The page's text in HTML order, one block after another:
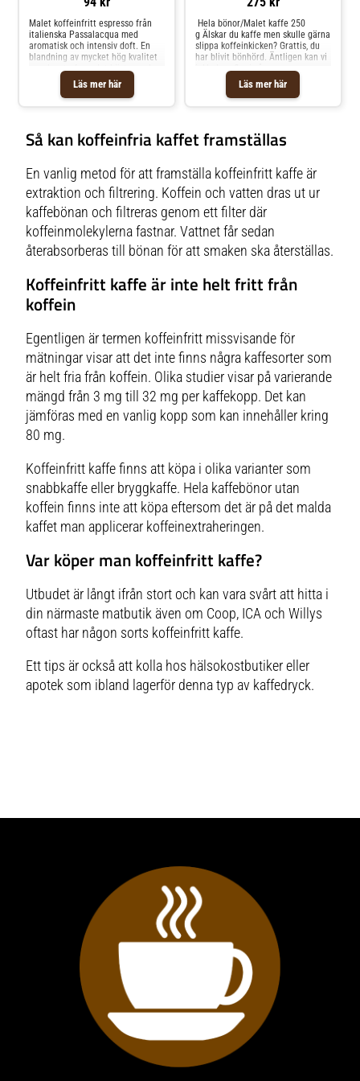
Läs mer här
Malet koffeinfritt espresso från
italienska Passalacqua med
aromatisk och intensiv doft. En
blandning av mycket hög kvalitet
som kan ta fram det bästa med
vilken typ av extraktion som
helst!Typ: Arabica 80% och
Robustabönor 20%, malda, rostade
honungRostning: Mörkt
Läs mer här
Hela bönor/Malet kaffe 250
g Älskar du kaffe men skulle gärna
slippa koffeinkicken? Grattis, du
har blivit bönhörd. Äntligen kan vi
inkludera fler i vår
kaffegemenskap. Den
koffeinkänsliga ges en ny chans
att vara med och den inbitna
att riskera nattsömnen. Koffeinfri
rackare är ett kaffe där koffeinet
till ett minimum. Men all smak
finns kvar. Får det lov att vara
en Koffeinfri rackare?Kaffet är
gott i alla tänkbara bryggmetoder
(inklusive espresso), alla tider på
dygnet. Innehåll: 100 procent
spårbart specialkaffe vars
ursprung varierar över
säsong. Nuvarande
producerat av Cooperativa de
Cafés, especiales de
sedan soltorkat. Odlingshöjd: 1
550-1 650 meter över
havet. Beyond the beans -
historien bakom kaffet i din kopp​
Jag har märkt att koffeinfritt
kaffe väcker känslor! En del blir
själaglada när de får höra att det
finns ett koffeinfritt kaffe som jag
koffeinfria kaffen att de har gett
upp och är bergsäkra på att det är
fullkomligt osannolikt att det
skulle kunna smaka bra. En tredje
kategori ser ingen poäng med att
dricka koffeinfritt eftersom de kan
sova som ett barn oavsett hur
kaffe de dricker. Oavsett vad, så
är jag själaglad över att få
pärla. Rosteriet köper in de bästa
koffeinfria bönorna som finns i
säsong och strävar efter att rosta
det så en medelfyllig karaktär
med viss sötma framhävs. Just nu
många gårdar gått ihop och
skapat en skörd som fått 84-85
poäng i ett smaktest från 1-100.
början koffeinfria bönor, växer helt
enkelt inte på träd.I metoden som
används till Koffeinfri rackare
badas det så kallade råkaffet
tillsammans med naturlig,
komprimerad koldioxid.
Koldioxiden binder sedan
koffeinet och när kaffet filtreras
så skiljs bönorna från sitt koffein.
Smaken i kaffebönorna stannar
dock kvar i hela processen, till
skillnad från i en del andra
metoder där även smaken följer
med bort och sedan måste
återinföras i bönorna. Det ska
sägas direkt, jag förstår nätt och
jämt hur det går till i teorin. Men
som de beskriver det med egna
ord på rosteriet: "Genom denna
Så kan koffeinfria kaffet framställas
En vanlig metod för att framställa koffeinfritt kaffe är
extraktion och filtrering. Koffein och vatten dras ut ur
kaffebönan och filtreras genom ett filter där
koffeinmolekylerna fastnar. Vattnet får sedan
återabsorberas till bönan för att smaken ska återställas.
Koffeinfritt kaffe är inte helt fritt från
koffein
Egentligen är termen koffeinfritt missvisande för
mätningar visar att det inte finns några kaffesorter som
är helt fria från koffein. Olika studier visar på varierande
mängd från 3 mg till 32 mg per kaffekopp. Det kan
jämföras med en vanlig kopp som kan innehåller kring
80 mg.
Koffeinfritt kaffe finns att köpa i olika varianter som
snabbkaffe eller bryggkaffe. Hela kaffebönor utan
koffein finns inte att köpa eftersom det är på det malda
kaffet man applicerar koffeinextraheringen.
Var köper man koffeinfritt kaffe?
Utbudet är långt ifrån stort och kan vara svårt att hitta i
din närmaste matbutik även om Coop, ICA och Willys
oftast har någon sorts koffeinfritt kaffe.
Ett tips är också att kolla hos hälsokostbutiker eller
apotek som ibland lagerför denna typ av kaffedryck.